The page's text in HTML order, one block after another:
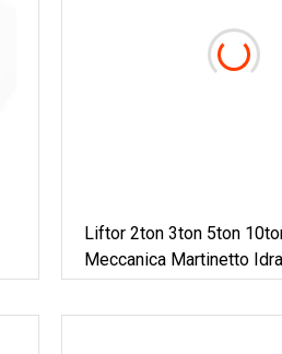
Liftor 2ton 3ton 5ton
Meccanica Martinetto
Bottiglia Elettrico
Martinetto Ad Aria